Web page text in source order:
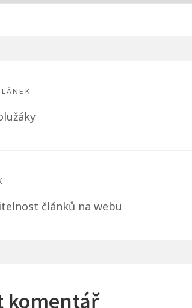
článků na webu
komentář